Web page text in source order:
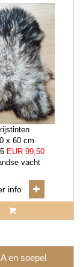
x 60 cm
EUR 99,50
vacht
info
en soepel